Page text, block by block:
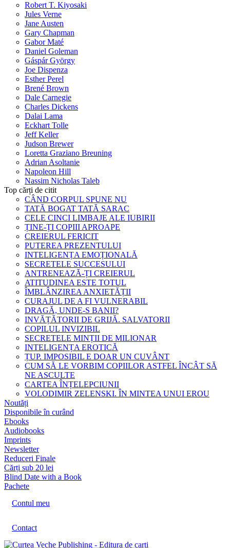
Robert T. Kiyosaki
Jules Verne
Jane Austen
Gary Chapman
Gabor Maté
Daniel Goleman
Gáspár György
Joe Dispenza
Esther Perel
Brené Brown
Dale Carnegie
Charles Dickens
Dalai Lama
Eckhart Tolle
Jeff Keller
Judson Brewer
Loretta Graziano Breuning
Adrian Asoltanie
Napoleon Hill
Nassim Nicholas Taleb
Top cărți de citit
CÂND CORPUL SPUNE NU
TATĂ BOGAT TATĂ SARAC
CELE CINCI LIMBAJE ALE IUBIRII
ȚINE-ȚI COPIII APROAPE
CREIERUL FERICIT
PUTEREA PREZENTULUI
INTELIGENȚA EMOȚIONALĂ
SECRETELE SUCCESULUI
ANTRENEAZĂ-ȚI CREIERUL
ATITUDINEA ESTE TOTUL
ÎMBLÂNZIREA ANXIETĂȚII
CURAJUL DE A FI VULNERABIL
DRAGĂ, UNDE-S BANII?
INVĂȚĂTORII DE GRIJĂ. SALVATORII
COPILUL INVIZIBIL
SECRETELE MINȚII DE MILIONAR
INTELIGENȚA EROTICĂ
ȚUP. IMPOSIBIL E DOAR UN CUVÂNT
CUM SĂ LE VORBIM COPIILOR ASTFEL ÎNCÂT SĂ
NE ASCULTE
CARTEA ÎNȚELEPCIUNII
VOLODIMIR ZELENSKI. ÎN MINTEA UNUI EROU
Noutăți
Disponibile în curând
Ebooks
Audiobooks
Imprints
Newsletter
Reduceri Finale
Cărți sub 20 lei
Blind Date with a Book
Pachete
Contul meu
Contact